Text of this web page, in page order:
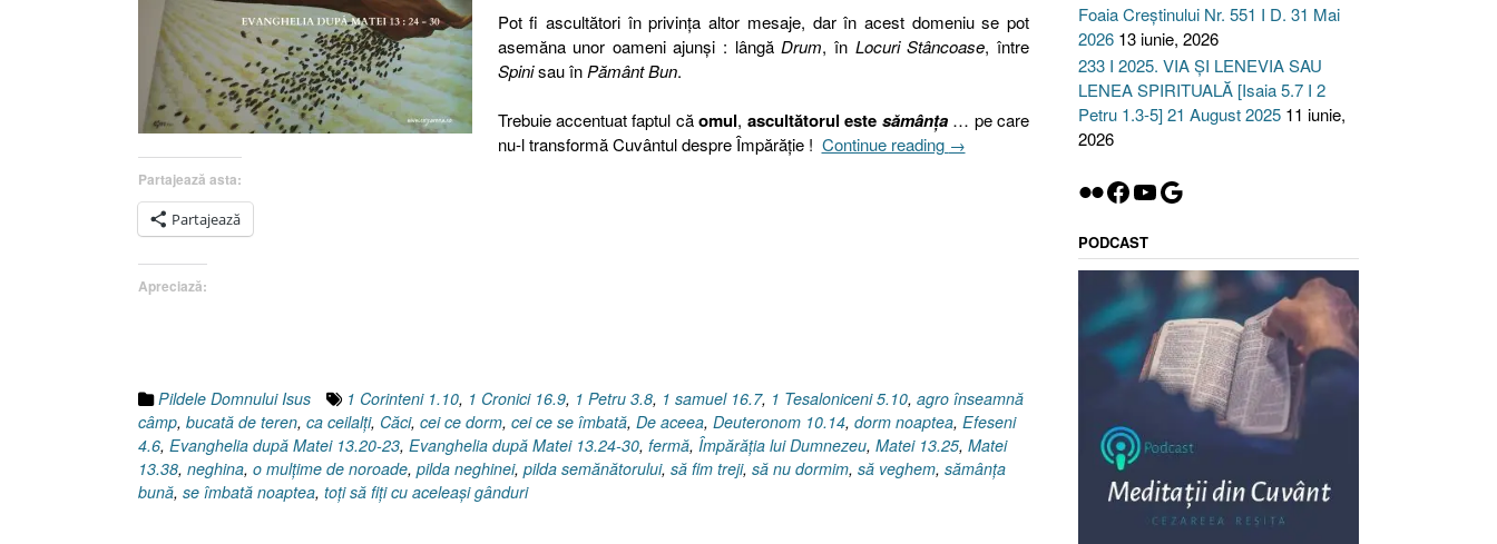
Pot fi ascultători în privinţa altor mesaje, dar în acest domeniu se pot
asemăna unor oameni ajunşi : lângăDrum, în Locuri Stâncoase, între
Spinisau în Pământ Bun.
Trebuie accentuat faptul căomul, ascultătorul este sămânţa… pe care
nu-l transformă Cuvântul despre Împărăţie ! Continue reading „Pilda
?”
→
Partajează asta:
Partajează
Apreciază:
Pildele Domnului Isus 1 Corinteni 1.10, 1 Cronici 16.9, 1 Petru 3.8, 1 samuel 16.7, 1 Tesaloniceni 5.10, agro înseamnă
câmp, bucată de teren, ca ceilalţi, Căci, cei ce dorm, cei ce se îmbată, De aceea, Deuteronom 10.14, dorm noaptea, Efeseni
4.6, Evanghelia după Matei 13.20-23, Evanghelia după Matei 13.24-30, fermă, Împărăţia lui Dumnezeu, Matei 13.25, Matei
13.38, neghina, o mulţime de noroade, pilda neghinei, pilda semănătorului, să fim treji, să nu dormim, să veghem, sămânţa
bună, se îmbată noaptea, toţi să fiţi cu aceleaşi gânduri
Foaia Creștinului Nr. 551 I D. 31 Mai
2026 13 iunie, 2026
233 I 2025. VIA ȘI LENEVIA SAU
LENEA SPIRITUALĂ [Isaia 5.7 I 2
Petru 1.3-5] 21 August 2025 11 iunie,
2026
Flickr
Facebook
YouTube
Google
PODCAST